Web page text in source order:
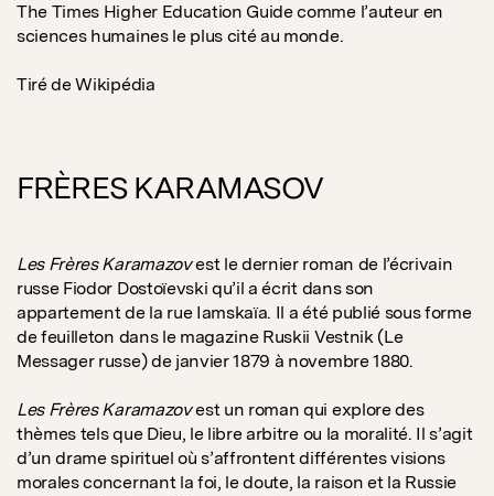
The Times Higher Education Guide comme l’auteur en
sciences humaines le plus cité au monde.
Tiré de Wikipédia
FRÈRES KARAMASOV
Les Frères Karamazovest le dernier roman de l’écrivain
russe Fiodor Dostoïevski qu’il a écrit dans son
appartement de la rue Iamskaïa. Il a été publié sous forme
de feuilleton dans le magazine Ruskii Vestnik (Le
Messager russe) de janvier 1879 à novembre 1880.
Les Frères Karamazovest un roman qui explore des
thèmes tels que Dieu, le libre arbitre ou la moralité. Il s’agit
d’un drame spirituel où s’affrontent différentes visions
morales concernant la foi, le doute, la raison et la Russie